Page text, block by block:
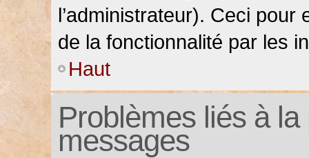
l’administrateur). Ceci pour
de la fonctionnalité par les
Haut
Problèmes liés à
messages